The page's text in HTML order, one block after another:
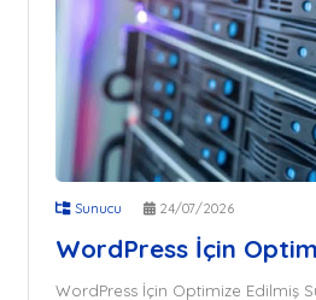
Sunucu 24/07/2026
WordPress İçin
WordPress İçin Optimize Edilmiş